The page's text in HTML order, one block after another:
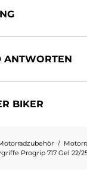
ANTWORTEN
BIKER
Progrip 717 Gel 22/